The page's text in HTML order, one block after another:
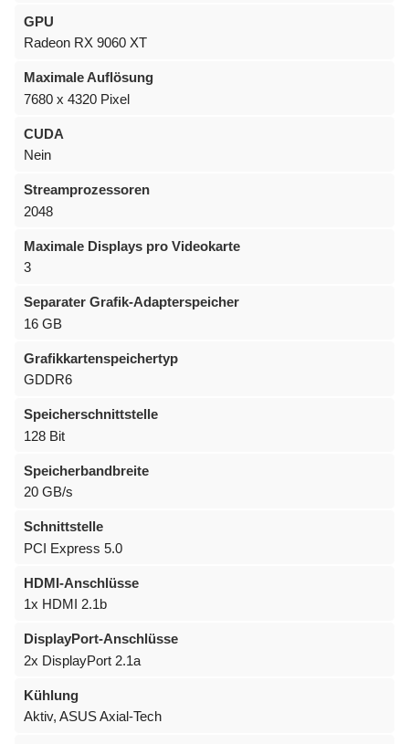
GPU
Radeon RX 9060 XT
Maximale Auflösung
7680 x 4320 Pixel
CUDA
Nein
Streamprozessoren
2048
Maximale Displays pro Videokarte
3
Separater Grafik-Adapterspeicher
16 GB
Grafikkartenspeichertyp
GDDR6
Speicherschnittstelle
128 Bit
Speicherbandbreite
20 GB/s
Schnittstelle
PCI Express 5.0
HDMI-Anschlüsse
1x HDMI 2.1b
DisplayPort-Anschlüsse
2x DisplayPort 2.1a
Kühlung
Aktiv, ASUS Axial-Tech